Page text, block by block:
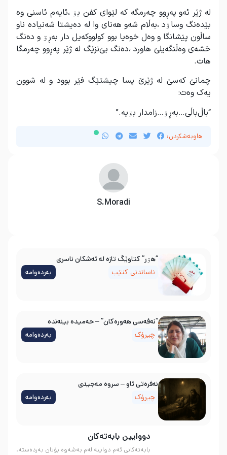
لە ژێر ئەو پەڕوو چەرمگە کە لێوای کفن بۊ ،ئایەم ئاسنی وە
بێدەنگ وساۊد ،بەڵام شەو هەنای وا لە دەیشتا شەنیادە ناو
ساڵون پێشانگا و وەل خوەیا بوو کولووکەیل دار بەڕۊ و دەنگ
خشەی وەڵنگەیلێ هاورد ،دەنگ بێ‌نزێگ لە ژێر پەڕوو چەرمگا
هات.
چمانێ کەسێ لە ژێرێ پسا چیشتێگ فێر بوود و لە شوون
یەک وەت:
“باڵ‌باڵی…بەڕۊ…زامدار بۊیە.”
هاوبەشکردن:
S.Moradi
دووایین بابەتەکان
بابەتەکانی ئەم دواییە لەم بەشەوە بۆتان بەردەستە.
“هۊر” کتاوێگ تازە لە ئەشکان ناسری
ناساندنی کتێب
بەردەوامە
“نەفەسی هەورەکان” – حەمیدە بینەندە
چیرۆک
بەردەوامە
نه‌فره‌تی ئاو – سروه‌ مه‌جیدی
چیرۆک
بەردەوامە